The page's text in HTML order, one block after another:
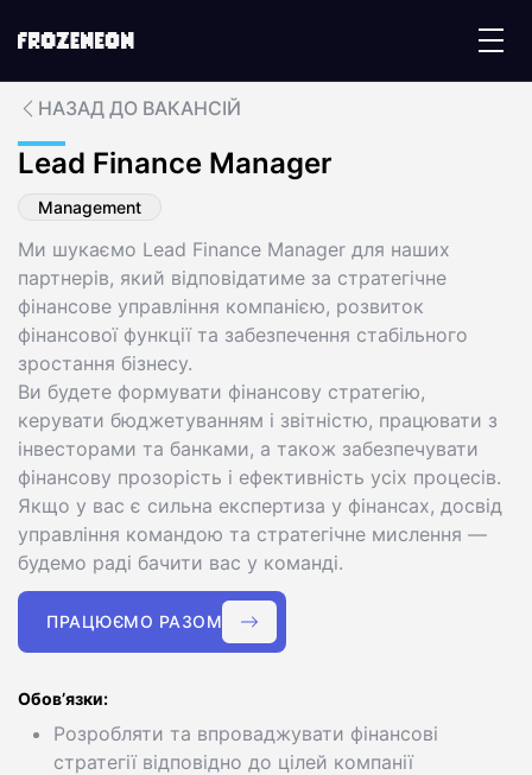
НАЗАД ДО ВАКАНСІЙ
Lead Finance Manager
Management
Ми шукаємо Lead Finance Manager для наших
партнерів, який відповідатиме за стратегічне
фінансове управління компанією, розвиток
фінансової функції та забезпечення стабільного
зростання бізнесу.
Ви будете формувати фінансову стратегію,
керувати бюджетуванням і звітністю, працювати з
інвесторами та банками, а також забезпечувати
фінансову прозорість і ефективність усіх процесів.
Якщо у вас є сильна експертиза у фінансах, досвід
управління командою та стратегічне мислення —
будемо раді бачити вас у команді.
ПРАЦЮЄМО РАЗОМ
Обов’язки:
Розробляти та впроваджувати фінансові
стратегії відповідно до цілей компанії